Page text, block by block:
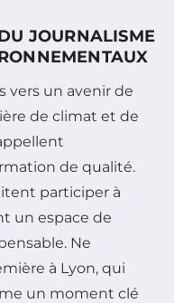
JOURNALISME
vers un avenir de
de climat et de
de qualité.
participer à
un espace de
Ne
à Lyon, qui
un moment clé